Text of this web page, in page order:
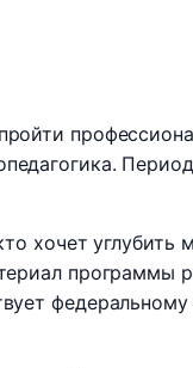
хочет углубить
программы